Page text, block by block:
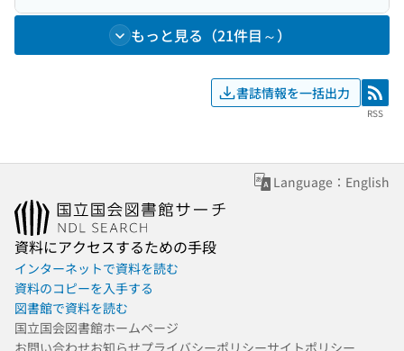
もっと見る（21件目～）
書誌情報を一括出力 RSS
RSS
Language：English
資料にアクセスするための手段
インターネットで資料を読む
資料のコピーを入手する
図書館で資料を読む
国立国会図書館ホームページ
お問い合わせお知らせプライバシーポリシーサイトポリシー